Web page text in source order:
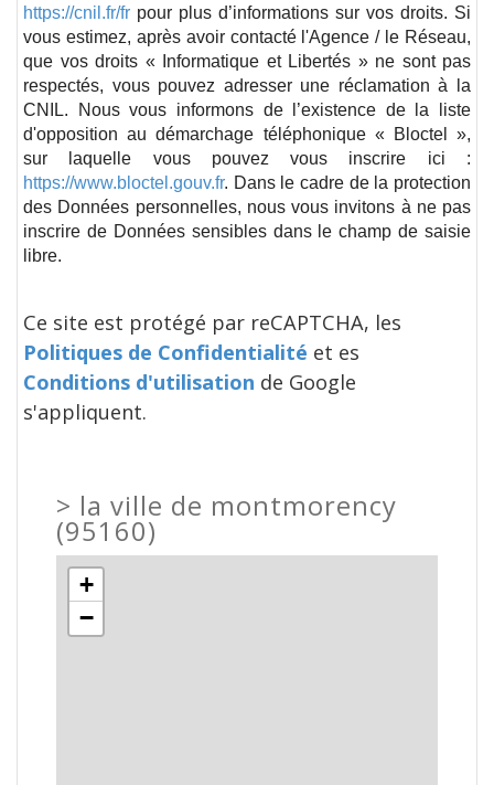
https://cnil.fr/fr pour plus d’informations sur vos droits. Si
vous estimez, après avoir contacté l'Agence / le Réseau,
que vos droits « Informatique et Libertés » ne sont pas
respectés, vous pouvez adresser une réclamation à la
CNIL. Nous vous informons de l’existence de la liste
d'opposition au démarchage téléphonique « Bloctel »,
sur laquelle vous pouvez vous inscrire ici :
https://www.bloctel.gouv.fr. Dans le cadre de la protection
des Données personnelles, nous vous invitons à ne pas
inscrire de Données sensibles dans le champ de saisie
libre.
Ce site est protégé par reCAPTCHA, les
Politiques de Confidentialité et es
Conditions d'utilisation de Google
s'appliquent.
> la ville de montmorency
(95160)
+
−